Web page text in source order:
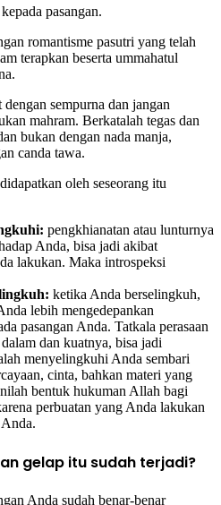
pasangan.
romantisme pasutri yang telah
terapkan beserta ummahatul
sempurna dan jangan
mahram. Berkatalah tegas dan
bukan dengan nada manja,
canda tawa.
oleh seseorang itu
pengkhianatan atau lunturnya
Anda, bisa jadi akibat
lakukan. Maka introspeksi
ketika Anda berselingkuh,
lebih mengedepankan
pasangan Anda. Tatkala perasaan
dan kuatnya, bisa jadi
menyelingkuhi Anda sembari
cinta, bahkan materi yang
bentuk hukuman Allah bagi
perbuatan yang Anda lakukan
gelap itu sudah terjadi?
Anda sudah benar-benar